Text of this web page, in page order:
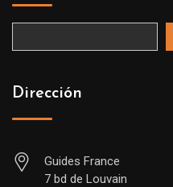
Dirección
Guides France
7 bd de Louvain